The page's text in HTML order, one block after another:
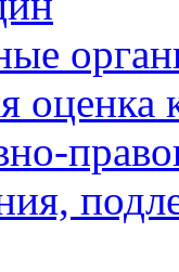
оценка